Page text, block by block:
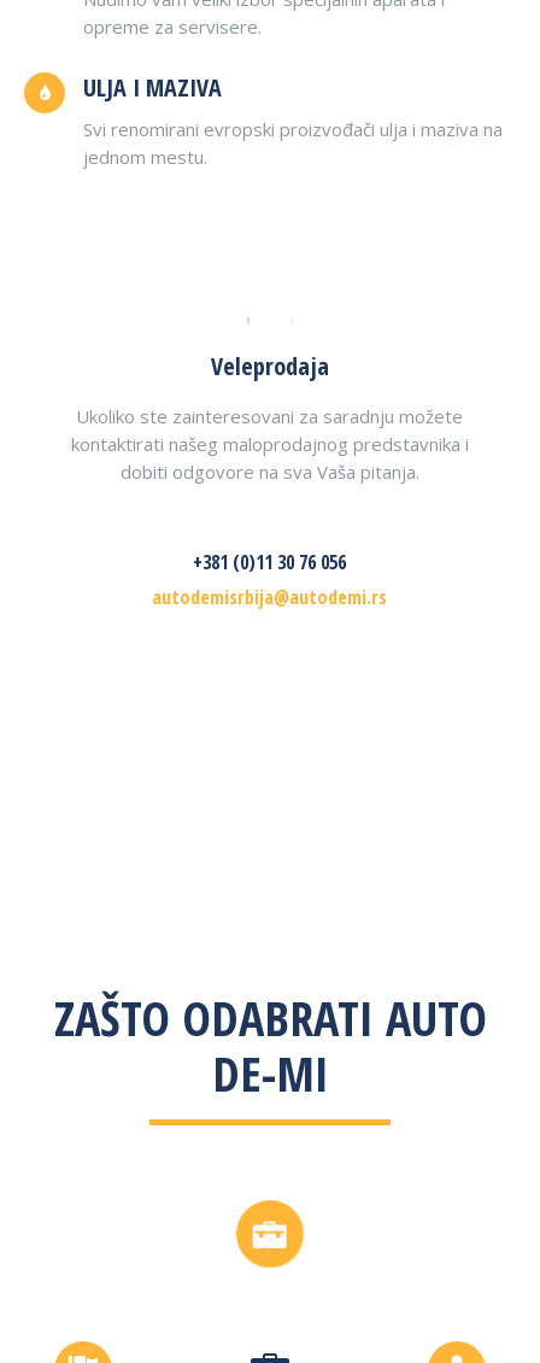
opreme za servisere.
ULJA I MAZIVA
Svi renomirani evropski proizvođači ulja i maziva na
jednom mestu.
Veleprodaja
Ukoliko ste zainteresovani za saradnju možete
kontaktirati našeg maloprodajnog predstavnika i
dobiti odgovore na sva Vaša pitanja.
+381 (0)11 30 76 056
autodemisrbija@autodemi.rs
ZAŠTO ODABRATI AUTO
DE-MI